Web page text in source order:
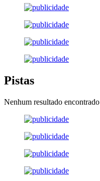
Pistas
Nenhum resultado encontrado